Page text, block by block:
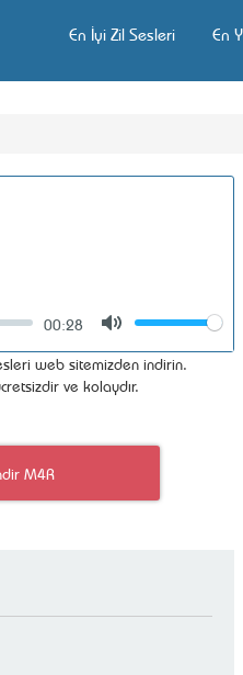
En İyi Zil Sesleri En
00:28
Volume
web sitemizden indirin.
ve kolaydır.
M4R